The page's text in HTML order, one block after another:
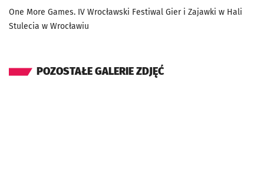
One More Games. IV Wrocławski Festiwal Gier i Zajawki w Hali
Stulecia w Wrocławiu
POZOSTAŁE GALERIE ZDJĘĆ